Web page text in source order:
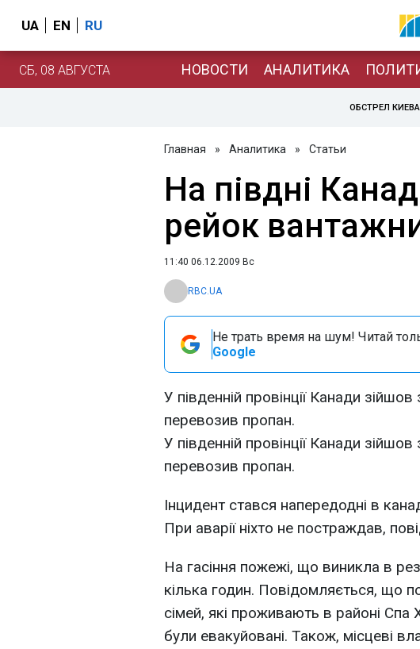
UA EN RU
СБ, 08 АВГУСТА НОВОСТИ АНАЛИТИКА
ОБСТРЕЛ КИЕВА
Главная » Аналитика » Статьи
На півдні
рейок
11:40 06.12.2009 Вс
RBC.UA
Не трать время на шум! Читай
Google
У південній провінції Канади
перевозив пропан.
У південній провінції Канади
перевозив пропан.
Інцидент стався напередодні в
При аварії ніхто не постраждав,
На гасіння пожежі, що виникла в
кілька годин. Повідомляється, що
сімей, які проживають в районі Спа
були евакуйовані. Також, місцеві